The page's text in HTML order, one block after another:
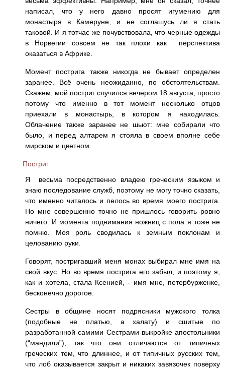
написал, что у него давно просят игумению для
монастыря в Камеруне, и не соглашусь ли я стать
таковой. И я тотчас же почувствовала, что черные одежды
в Норвегии совсем не так плохи как перспектива
оказаться в Африке.
Момент пострига также никогда не бывает определен
заранее. Всё очень неожиданно, по обстоятельствам.
Скажем, мой постриг случился вечером 18 августа, просто
потому что именно в тот момент несколько отцов
приехали в монастырь, в котором я находилась.
Облачение также заранее не шьют: мне собирали что
было, и перед алтарем я стояла в своем вполне себе
мирском и цветном.
Постриг
Я весьма посредственно владею греческим языком и
знаю последование служб, поэтому не могу точно сказать,
что именно читалось и пелось во время моего пострига.
Но мне совершенно точно не пришлось говорить ровно
ничего. И момента поднимания ножниц с пола я тоже не
помню. Моя роль сводилась к земным поклонам и
целованию руки.
Говорят, постригавший меня монах выбирал мне имя на
свой вкус. Но во время пострига его забыл, и поэтому я,
как и хотела, стала Ксенией, - имя мне, петербурженке,
бесконечно дорогое.
Сестры в общине носят подрясники мужского толка
(подобные не платью, а халату) и сшитые по
разработанной самими Сестрами выкройке апостольники
(“мандили”), так что они отличаются от типичных
греческих тем, что длиннее, и от типичных русских тем,
что лоб оказывается закрыт и никаких завязочек поверху